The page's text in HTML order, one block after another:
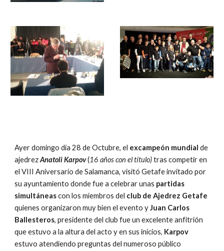
Ayer domingo día 28 de Octubre, el excampeón mundial de
ajedrez Anatoli Karpov (16 años con el título) tras competir en
el VIII Aniversario de Salamanca, visitó Getafe invitado por
su ayuntamiento donde fue a celebrar unas partidas
simultáneas con los miembros del club de Ajedrez Getafe
quienes organizaron muy bien el evento y Juan Carlos
Ballesteros, presidente del club fue un excelente anfitrión
que estuvo a la altura del acto y en sus inicios, Karpov
estuvo atendiendo preguntas del numeroso público